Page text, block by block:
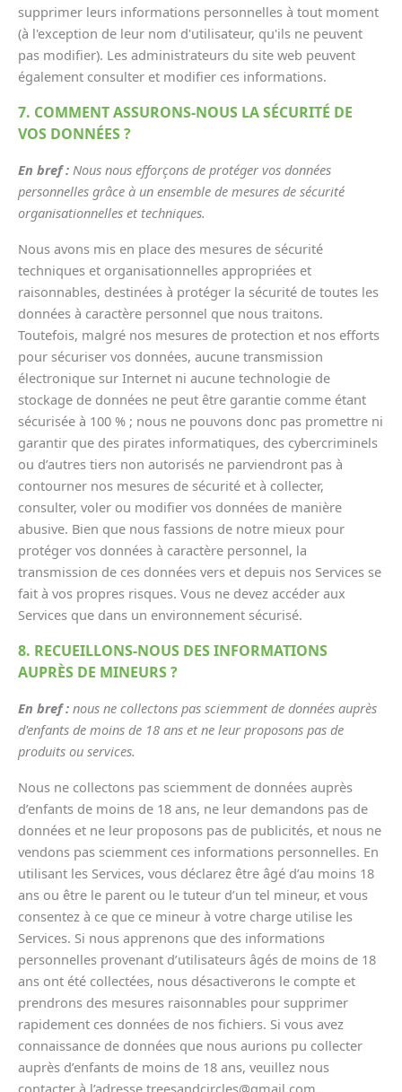
supprimer leurs informations personnelles à tout moment
(à l'exception de leur nom d'utilisateur, qu'ils ne peuvent
pas modifier). Les administrateurs du site web peuvent
également consulter et modifier ces informations.
7. COMMENT ASSURONS-NOUS LA SÉCURITÉ DE
VOS DONNÉES ?
En bref : Nous nous efforçons de protéger vos données
personnelles grâce à un ensemble de mesures de sécurité
organisationnelles et techniques.
Nous avons mis en place des mesures de sécurité
techniques et organisationnelles appropriées et
raisonnables, destinées à protéger la sécurité de toutes les
données à caractère personnel que nous traitons.
Toutefois, malgré nos mesures de protection et nos efforts
pour sécuriser vos données, aucune transmission
électronique sur Internet ni aucune technologie de
stockage de données ne peut être garantie comme étant
sécurisée à 100 % ; nous ne pouvons donc pas promettre ni
garantir que des pirates informatiques, des cybercriminels
ou d’autres tiers non autorisés ne parviendront pas à
contourner nos mesures de sécurité et à collecter,
consulter, voler ou modifier vos données de manière
abusive. Bien que nous fassions de notre mieux pour
protéger vos données à caractère personnel, la
transmission de ces données vers et depuis nos Services se
fait à vos propres risques. Vous ne devez accéder aux
Services que dans un environnement sécurisé.
8. RECUEILLONS-NOUS DES INFORMATIONS
AUPRÈS DE MINEURS ?
En bref : nous ne collectons pas sciemment de données auprès
d'enfants de moins de 18 ans et ne leur proposons pas de
produits ou services.
Nous ne collectons pas sciemment de données auprès
d’enfants de moins de 18 ans, ne leur demandons pas de
données et ne leur proposons pas de publicités, et nous ne
vendons pas sciemment ces informations personnelles. En
utilisant les Services, vous déclarez être âgé d’au moins 18
ans ou être le parent ou le tuteur d’un tel mineur, et vous
consentez à ce que ce mineur à votre charge utilise les
Services. Si nous apprenons que des informations
personnelles provenant d’utilisateurs âgés de moins de 18
ans ont été collectées, nous désactiverons le compte et
prendrons des mesures raisonnables pour supprimer
rapidement ces données de nos fichiers. Si vous avez
connaissance de données que nous aurions pu collecter
auprès d’enfants de moins de 18 ans, veuillez nous
contacter à l’adresse treesandcircles@gmail.com.